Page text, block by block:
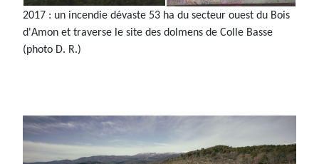
2017 : un incendie dévaste 53 ha du secteur ouest du Bois
d'Amon et traverse le site des dolmens de Colle Basse
(photo D. R.)